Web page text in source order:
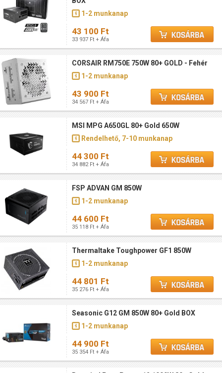
1-2 munkanap
43 100 Ft
33 937 Ft + Áfa
CORSAIR RM750E 750W 80+ GOLD - Fehér
1-2 munkanap
43 900 Ft
34 567 Ft + Áfa
MSI MPG A650GL 80+ Gold 650W
Rendelhető, 7-10 munkanap
44 300 Ft
34 882 Ft + Áfa
FSP ADVAN GM 850W
1-2 munkanap
44 600 Ft
35 118 Ft + Áfa
Thermaltake Toughpower GF1 850W
1-2 munkanap
44 801 Ft
35 276 Ft + Áfa
Seasonic G12 GM 850W 80+ Gold BOX
1-2 munkanap
44 900 Ft
35 354 Ft + Áfa